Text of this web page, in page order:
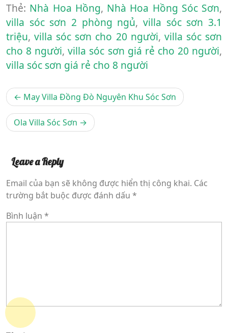
Thẻ: Nhà Hoa Hồng, Nhà Hoa Hồng Sóc Sơn,
villa sóc sơn 2 phòng ngủ,villa sóc sơn 3.1
triệu,villa sóc sơn cho 20 người, villa sóc sơn
cho 8 người,villa sóc sơn giá rẻ cho 20 người,
villa sóc sơn giá rẻ cho 8 người
Điều
hướng
bài
viết
May Villa Đồng Đò Nguyên Khu Sóc Sơn
Ola Villa Sóc Sơn
Leave a Reply
Email của bạn sẽ không được hiển thị công khai. Các
trường bắt buộc được đánh dấu *
Bình luận *